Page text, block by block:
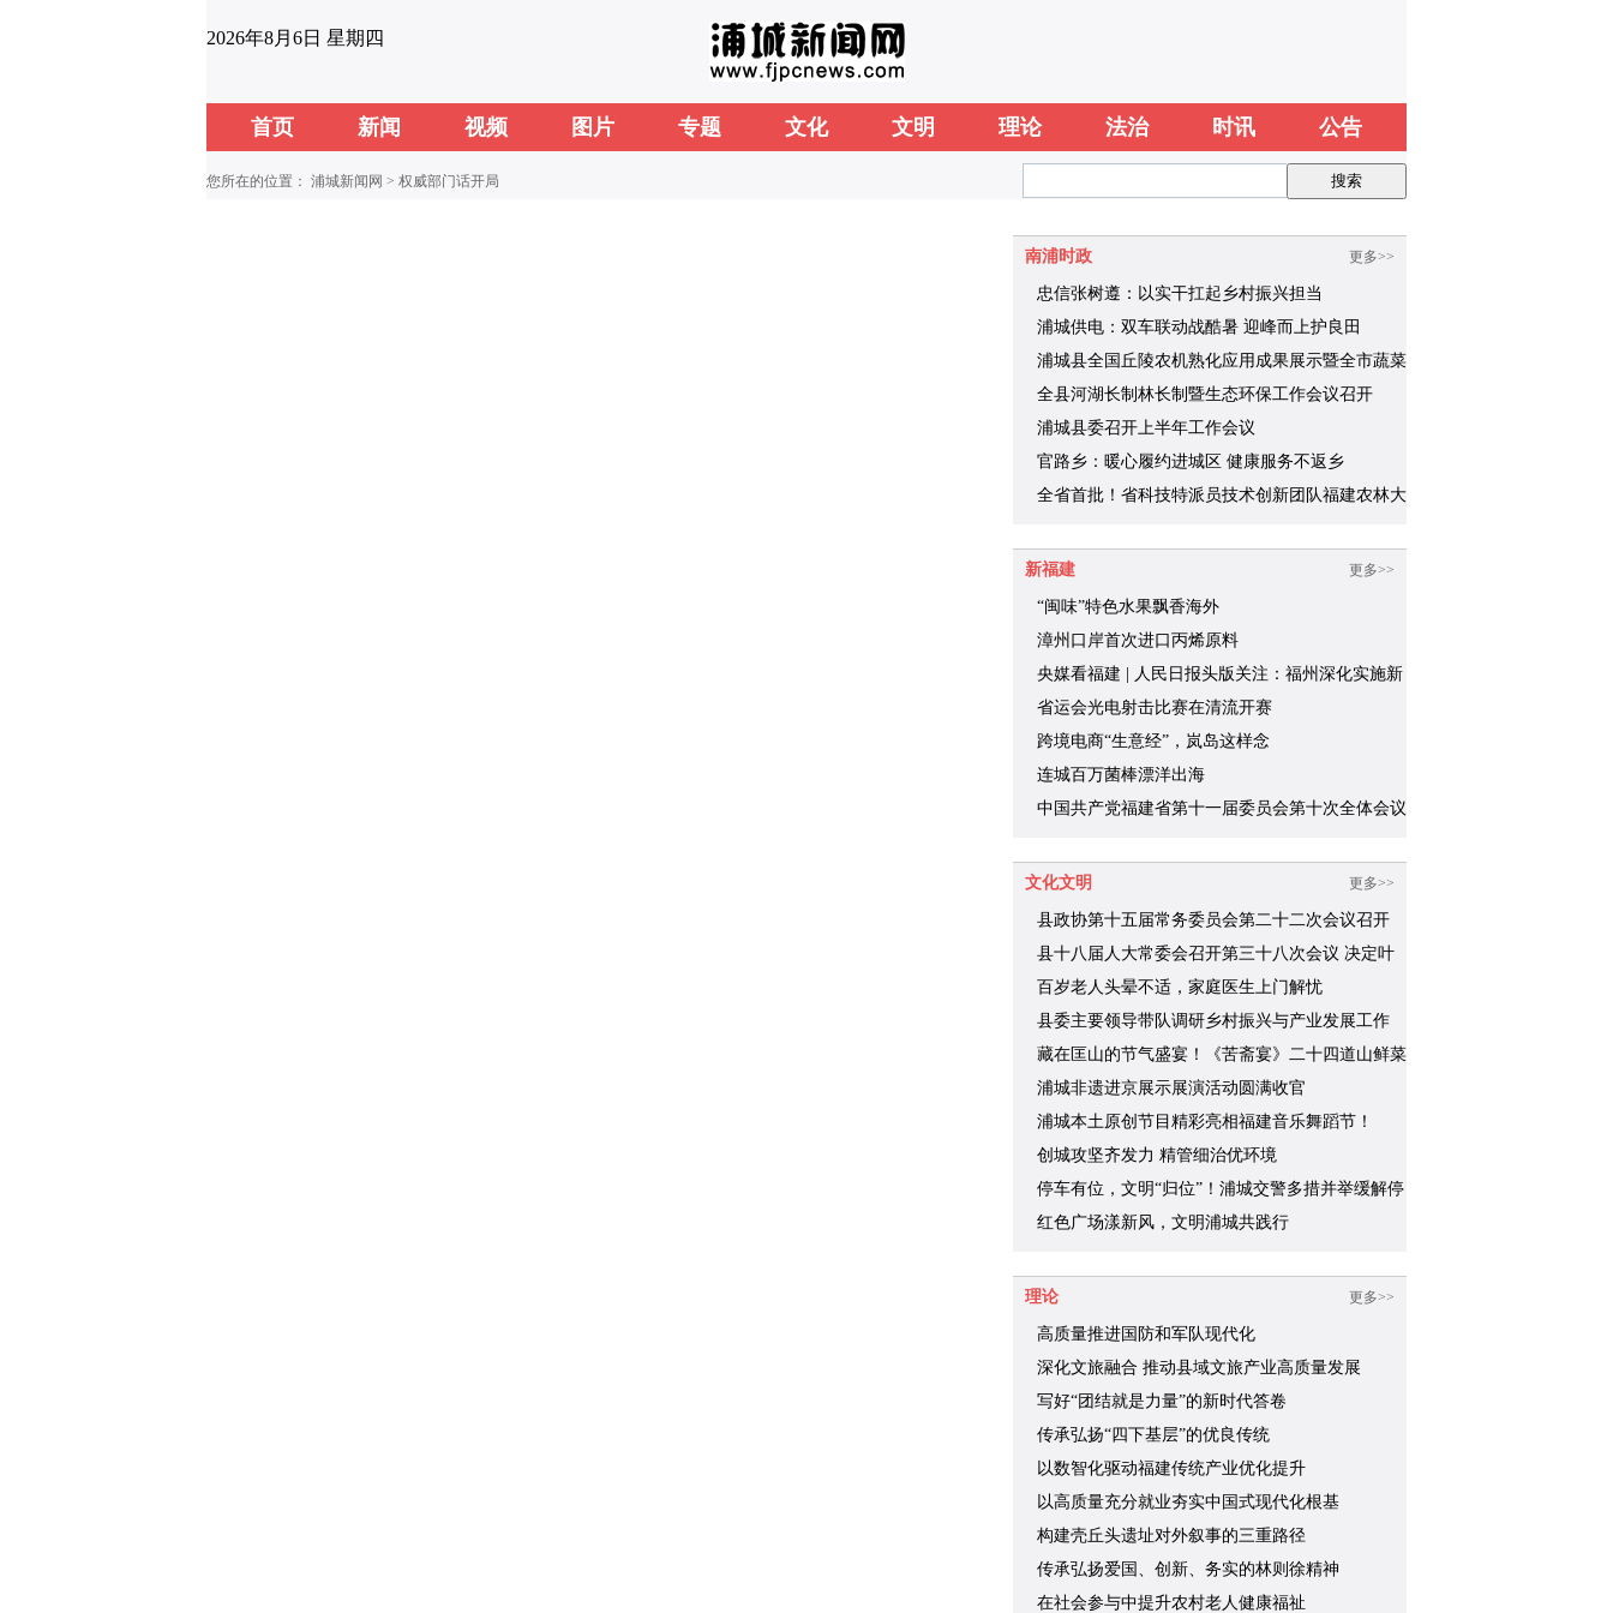
2026年8月6日 星期四
首页 新闻 视频 图片 专题 文化 文明 理论 法治 时讯 公告
您所在的位置： 浦城新闻网 > 权威部门话开局
更多>>
南浦时政
忠信张树遵：以实干扛起乡村振兴担当
浦城供电：双车联动战酷暑 迎峰而上护良田
浦城县全国丘陵农机熟化应用成果展示暨全市蔬菜
机械化推广现场会成功举办
全县河湖长制林长制暨生态环保工作会议召开
浦城县委召开上半年工作会议
官路乡：暖心履约进城区 健康服务不返乡
全省首批！省科技特派员技术创新团队福建农林大
更多>>
新福建
“闽味”特色水果飘香海外
漳州口岸首次进口丙烯原料
央媒看福建 | 人民日报头版关注：福州深化实施新
时代“堡垒工程”
省运会光电射击比赛在清流开赛
跨境电商“生意经”，岚岛这样念
连城百万菌棒漂洋出海
中国共产党福建省第十一届委员会第十次全体会议
议
更多>>
文化文明
县政协第十五届常务委员会第二十二次会议召开
县十八届人大常委会召开第三十八次会议 决定叶
财旺代理浦城县人民政府县长职务
百岁老人头晕不适，家庭医生上门解忧
县委主要领导带队调研乡村振兴与产业发展工作
藏在匡山的节气盛宴！《苦斋宴》二十四道山鲜菜
品你识几道？
浦城非遗进京展示展演活动圆满收官
浦城本土原创节目精彩亮相福建音乐舞蹈节！
创城攻坚齐发力 精管细治优环境
停车有位，文明“归位”！浦城交警多措并举缓解停
车难题
红色广场漾新风，文明浦城共践行
更多>>
理论
高质量推进国防和军队现代化
深化文旅融合 推动县域文旅产业高质量发展
写好“团结就是力量”的新时代答卷
传承弘扬“四下基层”的优良传统
以数智化驱动福建传统产业优化提升
以高质量充分就业夯实中国式现代化根基
构建壳丘头遗址对外叙事的三重路径
传承弘扬爱国、创新、务实的林则徐精神
在社会参与中提升农村老人健康福祉